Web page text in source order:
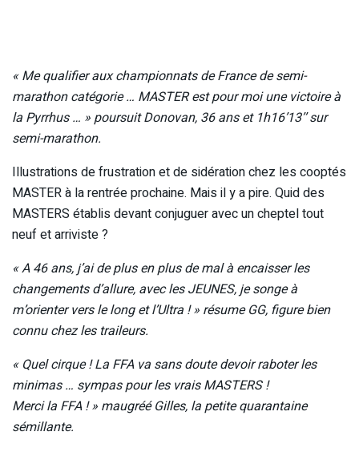
« Me qualifier aux championnats de France de semi-
marathon catégorie … MASTER est pour moi une victoire à
la Pyrrhus … » poursuit Donovan, 36 ans et 1h16’13’’ sur
semi-marathon.
Illustrations de frustration et de sidération chez les cooptés
MASTER à la rentrée prochaine. Mais il y a pire. Quid des
MASTERS établis devant conjuguer avec un cheptel tout
neuf et arriviste ?
« A 46 ans, j’ai de plus en plus de mal à encaisser les
changements d’allure, avec les JEUNES, je songe à
m’orienter vers le long et l’Ultra ! » résume GG, figure bien
connu chez les traileurs.
« Quel cirque ! La FFA va sans doute devoir raboter les
minimas … sympas pour les vrais MASTERS !
Merci la FFA ! » maugréé Gilles, la petite quarantaine
sémillante.